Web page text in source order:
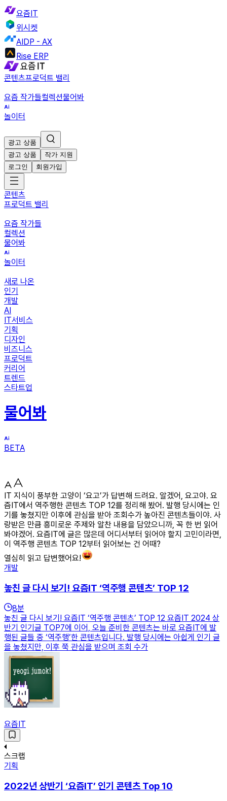
요즘IT
위시켓
AIDP - AX
Rise ERP
콘텐츠프로덕트 밸리
요즘 작가들컬렉션물어봐
놀이터
광고 상품
광고 상품
작가 지원
로그인
회원가입
콘텐츠
프로덕트 밸리
요즘 작가들
컬렉션
물어봐
놀이터
새로 나온
인기
개발
AI
IT서비스
기획
디자인
비즈니스
프로덕트
커리어
트렌드
스타트업
물어봐
BETA
IT 지식이 풍부한 고양이 ‘요고’가 답변해 드려요. 알겠어, 요고야. 요
즘IT에서 역주행한 콘텐츠 TOP 12를 정리해 봤어. 발행 당시에는 인
기를 놓쳤지만 이후에 관심을 받아 조회수가 높아진 콘텐츠들이야. 사
랑받은 만큼 흥미로운 주제와 알찬 내용을 담았으니까, 꼭 한 번 읽어
봐야겠어. 요즘IT에 글은 많은데 어디서부터 읽어야 할지 고민이라면,
이 역주행 콘텐츠 TOP 12부터 읽어보는 건 어때?
열심히 읽고 답변했어요!
개발
놓친 글 다시 보기! 요즘IT ‘역주행 콘텐츠’ TOP 12
8분
놓친 글 다시 보기! 요즘IT ‘역주행 콘텐츠’ TOP 12 요즘IT 2024 상
반기 인기글 TOP7에 이어, 오늘 준비한 콘텐츠는 바로 요즘IT에 발
행된 글들 중 ‘역주행’한 콘텐츠입니다. 발행 당시에는 아쉽게 인기 글
을 놓쳤지만, 이후 쭉 관심을 받으며 조회 수가
요즘IT
스크랩
기획
2022년 상반기 ‘요즘IT’ 인기 콘텐츠 Top 10